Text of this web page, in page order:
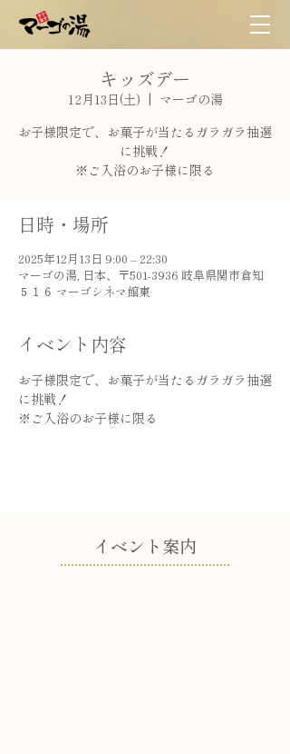
キッズデー
12月13日(土)
  |
マーゴの湯
お子様限定で、お菓子が当たるガラガラ抽選
に挑戦！
※ご入浴のお子様に限る
日時・場所
2025年12月13日 9:00 – 22:30
マーゴの湯, 日本、〒501-3936 岐阜県関市倉知
５１６ マーゴシネマ館東
イベント内容
お子様限定で、お菓子が当たるガラガラ抽選
に挑戦！
※ご入浴のお子様に限る
​イベント案内